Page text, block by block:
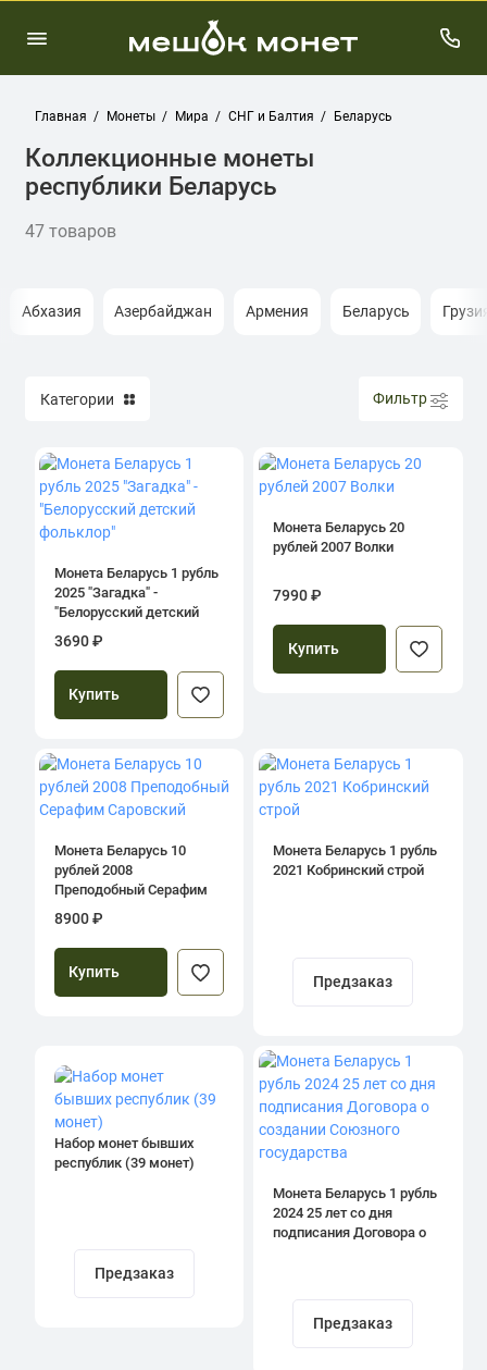
Главная Монеты Мира СНГ и Балтия Беларусь
Коллекционные монеты
республики Беларусь
47 товаров
Абхазия Азербайджан Армения Беларусь
Категории Фильтр
Монета Беларусь 1 рубль
2025 "Загадка" -
"Белорусский детский
3690 ₽
Купить
Монета Беларусь 20
рублей 2007 Волки
7990 ₽
Купить
Монета Беларусь 10
рублей 2008
Преподобный Серафим
Саровский
8900 ₽
Купить
Монета Беларусь 1 рубль
2021 Кобринский строй
Предзаказ
Набор монет бывших
республик (39 монет)
Предзаказ
Монета Беларусь 1 рубль
2024 25 лет со дня
подписания Договора о
Предзаказ